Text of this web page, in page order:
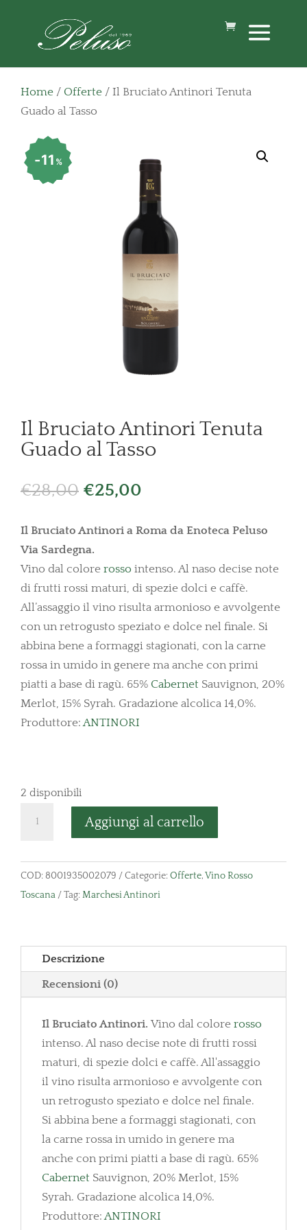
Home / Offerte / Il Bruciato Antinori Tenuta
Guado al Tasso
11%
Il Bruciato Antinori Tenuta
Guado al Tasso
€28,00 Il
originale
era:
€28,00.
€25,00
attuale
€25,00.
Il Bruciato Antinori a Roma da Enoteca Peluso
Via Sardegna.
Vino dal colore rosso intenso. Al naso decise note
di frutti rossi maturi, di spezie dolci e caffè.
All’assaggio il vino risulta armonioso e avvolgente
con un retrogusto speziato e dolce nel finale. Si
abbina bene a formaggi stagionati, con la carne
rossa in umido in genere ma anche con primi
piatti a base di ragù. 65% Cabernet Sauvignon, 20%
Merlot, 15% Syrah. Gradazione alcolica 14,0%.
Produttore:ANTINORI
2 disponibili
Tenuta
Guado
quantità
Aggiungi al carrello
COD: 8001935002079 Categorie: Offerte,Vino Rosso
Toscana
Tag: Marchesi Antinori
Descrizione
Recensioni (0)
Il Bruciato Antinori. Vino dal colore rosso
intenso. Al naso decise note di frutti rossi
maturi, di spezie dolci e caffè. All'assaggio
il vino risulta armonioso e avvolgente con
un retrogusto speziato e dolce nel finale.
Si abbina bene a formaggi stagionati, con
la carne rossa in umido in genere ma
anche con primi piatti a base di ragù. 65%
Cabernet Sauvignon, 20% Merlot, 15%
Syrah. Gradazione alcolica 14,0%.
Produttore:ANTINORI